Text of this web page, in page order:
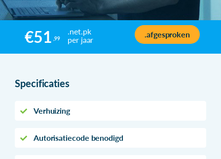
€51 ,99
.net.pk
per jaar
.afgesproken
Specificaties
Verhuizing
Autorisatiecode benodigd